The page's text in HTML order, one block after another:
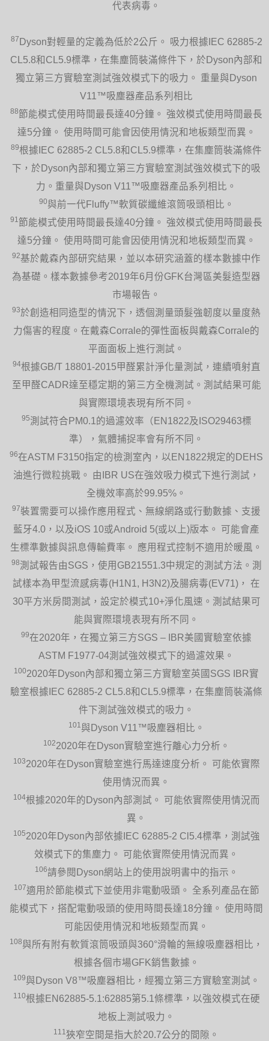
代表病毒。
87 Dyson對輕量的定義為低於2公斤。 吸力根據IEC 62885-2
CL5.8和CL5.9標準，在集塵筒裝滿條件下，於Dyson內部和
獨立第三方實驗室測試強效模式下的吸力。 重量與Dyson
V11™吸塵器產品系列相比
88節能模式使用時間最長達40分鐘。 強效模式使用時間最長
達5分鐘。 使用時間可能會因使用情況和地板類型而異。
89根據IEC 62885-2 CL5.8和CL5.9標準，在集塵筒裝滿條件
下，於Dyson內部和獨立第三方實驗室測試強效模式下的吸
力。重量與Dyson V11™吸塵器產品系列相比。
90與前一代Fluffy™軟質碳纖維滾筒吸頭相比。
91 節能模式使用時間最長達40分鐘。 強效模式使用時間最長
達5分鐘。 使用時間可能會因使用情況和地板類型而異。
92基於戴森內部研究結果，並以本研究涵蓋的樣本數據中作
為基礎。樣本數據參考2019年6月份GFK台灣區美髮造型器
市場報告。
93於創造相同造型的情況下，透個測量頭髮強韌度以量度熱
力傷害的程度。在戴森Corrale的彈性面板與戴森Corrale的
平面面板上進行測試。
94根據GB/T 18801-2015甲醛累計淨化量測試，連續噴射直
至甲醛CADR達至穩定期的第三方全機測試。測試結果可能
與實際環境表現有所不同。
95測試符合PM0.1的過濾效率（EN1822及ISO29463標
準），氣體捕捉率會有所不同。
96在ASTM F3150指定的檢測室內，以EN1822規定的DEHS
油進行微粒挑戰。 由IBR US在強效吸力模式下進行測試，
全機效率高於99.95%。
97裝置需要可以操作應用程式、無線網路或行動數據、支援
藍牙4.0，以及iOS 10或Android 5(或以上)版本。 可能會產
生標準數據與訊息傳輸費率。 應用程式控制不適用於暖風。
98測試報告由SGS，使用GB21551.3中規定的測試方法。測
試樣本為甲型流感病毒(H1N1, H3N2)及腸病毒(EV71)， 在
30平方米房間測試，設定於模式10+淨化風速。測試結果可
能與實際環境表現有所不同。
99在2020年，在獨立第三方SGS – IBR美國實驗室依據
ASTM F1977-04測試強效模式下的過濾效果。
1002020年Dyson內部和獨立第三方實驗室英國SGS IBR實
驗室根據IEC 62885-2 CL5.8和CL5.9標準，在集塵筒裝滿條
件下測試強效模式的吸力。
101 與Dyson V11™吸塵器相比。
1022020年在Dyson實驗室進行離心力分析。
1032020年在Dyson實驗室進行馬達速度分析。 可能依實際
使用情況而異。
104根據2020年的Dyson內部測試。 可能依實際使用情況而
異。
1052020年Dyson內部依據IEC 62885-2 Cl5.4標準，測試強
效模式下的集塵力。 可能依實際使用情況而異。
106請參閱Dyson網站上的使用說明書中的指示。
107適用於節能模式下並使用非電動吸頭。 全系列產品在節
能模式下，搭配電動吸頭的使用時間長達18分鐘。 使用時間
可能因使用情況和地板類型而異。
108與所有附有軟質滾筒吸頭與360°滑輪的無線吸塵器相比，
根據各個市場GFK銷售數據。
109與Dyson V8™吸塵器相比，經獨立第三方實驗室測試。
110根據EN62885-5.1:62885第5.1條標準，以強效模式在硬
地板上測試吸力。
111 狹窄空間是指大於20.7公分的間隙。